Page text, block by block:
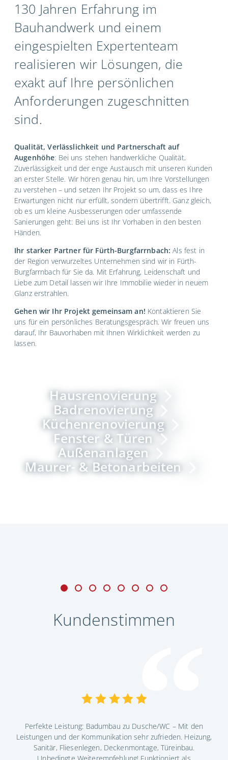
130 Jahren Erfahrung im
Bauhandwerk und einem
eingespielten Expertenteam
realisieren wir Lösungen, die
exakt auf Ihre persönlichen
Anforderungen zugeschnitten
sind.
Qualität, Verlässlichkeit und Partnerschaft auf
Augenhöhe: Bei uns stehen handwerkliche Qualität,
Zuverlässigkeit und der enge Austausch mit unseren Kunden
an erster Stelle. Wir hören genau hin, um Ihre Vorstellungen
zu verstehen – und setzen Ihr Projekt so um, dass es Ihre
Erwartungen nicht nur erfüllt, sondern übertrifft. Ganz gleich,
ob es um kleine Ausbesserungen oder umfassende
Sanierungen geht: Bei uns ist Ihr Vorhaben in den besten
Händen.
Ihr starker Partner für Fürth-Burgfarrnbach: Als fest in
der Region verwurzeltes Unternehmen sind wir in Fürth-
Burgfarrnbach für Sie da. Mit Erfahrung, Leidenschaft und
Liebe zum Detail lassen wir Ihre Immobilie wieder in neuem
Glanz erstrahlen.
Gehen wir Ihr Projekt gemeinsam an! Kontaktieren Sie
uns für ein persönliches Beratungsgespräch. Wir freuen uns
darauf, Ihr Bauvorhaben mit Ihnen Wirklichkeit werden zu
lassen.
Hausrenovierung
Badrenovierung
Küchenrenovierung
Fenster & Türen
Außenanlagen
Maurer- & Betonarbeiten
Kundenstimmen
Perfekte Leistung: Badumbau zu Dusche/WC – Mit den
Leistungen und der Kommunikation sehr zufrieden. Heizung,
Sanitär, Fliesenlegen, Deckenmontage, Türeinbau.
Unbedingte Weiterempfehlung! Funktioniert als